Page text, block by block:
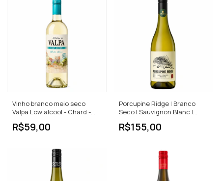
Vinho branco meio seco
Valpa Low alcool - Chard -
R$59,00
Porcupine Ridge | Branco
Seco | Sauvignon Blanc |
R$155,00